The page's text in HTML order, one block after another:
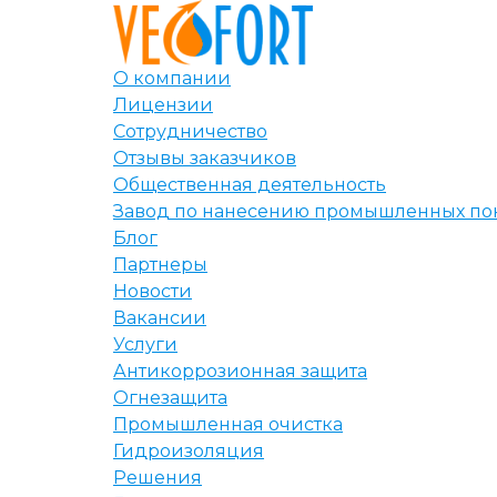
О компании
Лицензии
Сотрудничество
Отзывы заказчиков
Общественная деятельность
Завод по нанесению промышленных
Блог
Партнеры
Новости
Вакансии
Услуги
Антикоррозионная защита
Огнезащита
Промышленная очистка
Гидроизоляция
Решения